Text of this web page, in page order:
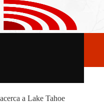
a Lake Tahoe